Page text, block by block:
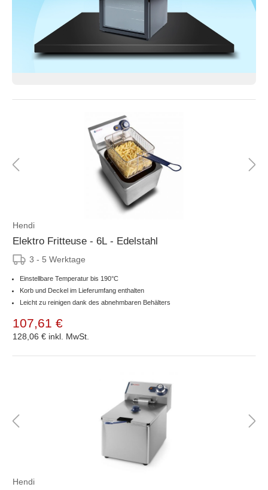
Hendi
Elektro Fritteuse - 6L - Edelstahl
3 - 5 Werktage
Einstellbare Temperatur bis 190°C
Korb und Deckel im Lieferumfang enthalten
Leicht zu reinigen dank des abnehmbaren Behälters
107,61 €
128,06 € inkl. MwSt.
Hendi